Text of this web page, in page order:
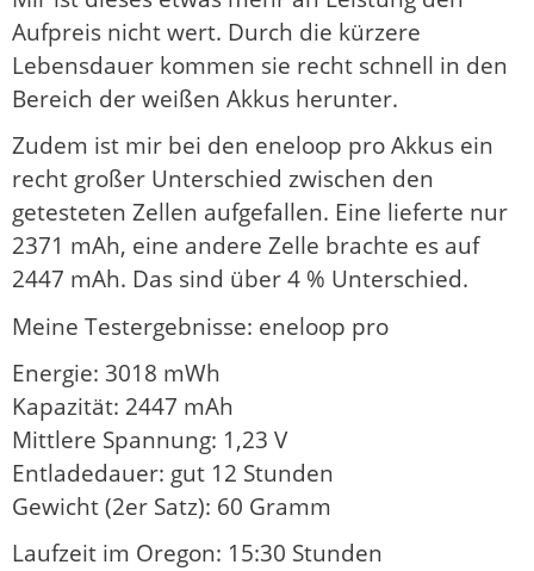
Aufpreis nicht wert. Durch die kürzere
Lebensdauer kommen sie recht schnell in den
Bereich der weißen Akkus herunter.
Zudem ist mir bei den eneloop pro Akkus ein
recht großer Unterschied zwischen den
getesteten Zellen aufgefallen. Eine lieferte nur
2371 mAh, eine andere Zelle brachte es auf
2447 mAh. Das sind über 4 % Unterschied.
Meine Testergebnisse: eneloop pro
Energie: 3018 mWh
Kapazität: 2447 mAh
Mittlere Spannung: 1,23 V
Entladedauer: gut 12 Stunden
Gewicht (2er Satz): 60 Gramm
Laufzeit im Oregon: 15:30 Stunden